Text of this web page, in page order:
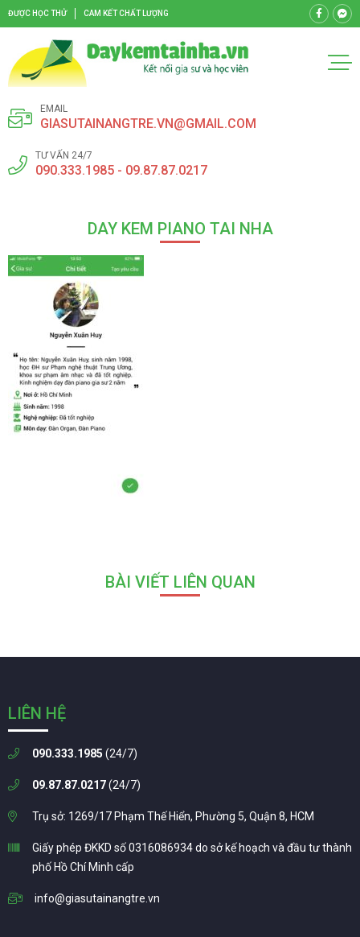
ĐƯỢC HỌC THỬ CAM KẾT CHẤT LƯỢNG
EMAIL
GIASUTAINANGTRE.VN@GMAIL.COM
TƯ VẤN 24/7
090.333.1985 - 09.87.87.0217
DAY KEM PIANO TAI NHA
BÀI VIẾT LIÊN QUAN
LIÊN HỆ
090.333.1985 (24/7)
09.87.87.0217(24/7)
Trụ sở: 1269/17 Phạm Thế Hiển, Phường 5, Quận 8, HCM
Giấy phép ĐKKD số 0316086934 do sở kế hoạch và đầu tư thành
phố Hồ Chí Minh cấp
info@giasutainangtre.vn